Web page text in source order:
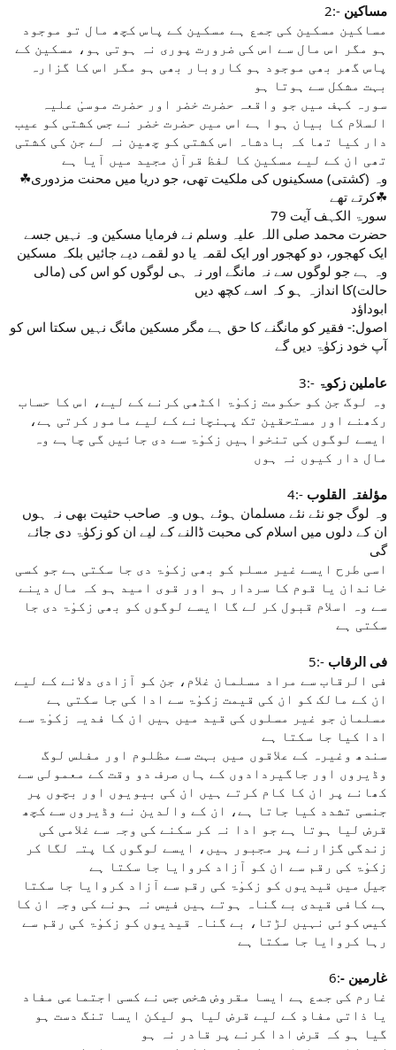
2:- مساکین
مساکین مسکین کی جمع ہے مسکین کے پاس کچھ مال تو موجود
ہو مگر اس مال سے اس کی ضرورت پوری نہ ہوتی ہو، مسکین کے
پاس گھر بھی موجود ہو کاروبار بھی ہو مگر اس کا گزارہ
بہت مشکل سے ہوتا ہو
سورہ کہف میں جو واقعہ حضرت خضر اور حضرت موسیٰ علیہ
السلام کا بیان ہوا ہے اس میں حضرت خضر نے جس کشتی کو عیب
دار کیا تھا کہ بادشاہ اس کشتی کو چھین نہ لے جن کی کشتی
تھی ان کے لیے مسکین کا لفظ قرآن مجید میں آیا ہے
☘وہ (کشتی) مسکینوں کی ملکیت تھی، جو دریا میں محنت مزدوری
کرتے تھے☘
سورۃ الکہف آیت 79
حضرت محمد صلی اللہ علیہ وسلم نے فرمایا مسکین وہ نہیں جسے
ایک کھجور، دو کھجور اور ایک لقمہ یا دو لقمے دیے جائیں بلکہ مسکین
وہ ہے جو لوگوں سے نہ مانگے اور نہ ہی لوگوں کو اس کی (مالی
حالت)کا اندازہ ہو کہ اسے کچھ دیں
ابوداؤد
اصول:- فقیر کو مانگنے کا حق ہے مگر مسکین مانگ نہیں سکتا اس کو
آپ خود زکوٰۃ دیں گے
3:- عاملین زکوۃ
وہ لوگ جن کو حکومت زکوٰۃ اکٹھی کرنے کے لیے، اس کا حساب
رکھنے اور مستحقین تک پہنچانے کے لیے مامور کرتی ہے،
ایسے لوگوں کی تنخواہیں زکوٰۃ سے دی جائیں گی چاہے وہ
مال دار کیوں نہ ہوں
4:- مؤلفتہ القلوب
وہ لوگ جو نئے نئے مسلمان ہوئے ہوں وہ صاحب حثیت بھی نہ ہوں
ان کے دلوں میں اسلام کی محبت ڈالنے کے لیے ان کو زکوٰۃ دی جائے
گی
اسی طرح ایسے غیر مسلم کو بھی زکوٰۃ دی جا سکتی ہے جو کسی
خاندان یا قوم کا سردار ہو اور قوی امید ہو کہ مال دینے
سے وہ اسلام قبول کر لے گا ایسے لوگوں کو بھی زکوٰۃ دی جا
سکتی ہے
5:- فی الرقاب
فی الرقاب سے مراد مسلمان غلام، جن کو آزادی دلانے کے لیے
ان کے مالک کو ان کی قیمت زکوٰۃ سے ادا کی جا سکتی ہے
مسلمان جو غیر مسلوں کی قید میں ہیں ان کا فدیہ زکوٰۃ سے
ادا کیا جا سکتا ہے
سندھ وغیرہ کے علاقوں میں بہت سے مظلوم اور مفلس لوگ
وڈیروں اور جاگیردادوں کے ہاں صرف دو وقت کے معمولی سے
کھانے پر ان کا کام کرتے ہیں ان کی بیویوں اور بچوں پر
جنسی تشدد کیا جاتا ہے، ان کے والدین نے وڈیروں سے کچھ
قرض لیا ہوتا ہے جو ادا نہ کر سکنے کی وجہ سے غلامی کی
زندگی گزارنے پر مجبور ہیں، ایسے لوگوں کا پتہ لگا کر
زکوٰۃ کی رقم سے ان کو آزاد کروایا جا سکتا ہے
جیل میں قیدیوں کو زکوٰۃ کی رقم سے آزاد کروایا جا سکتا
ہے کافی قیدی بے گناہ ہوتے ہیں فیس نہ ہونے کی وجہ ان کا
کیس کوئی نہیں لڑتا، بے گناہ قیدیوں کو زکوٰۃ کی رقم سے
رہا کروایا جا سکتا ہے
6: - غارمین
غارم کی جمع ہے ایسا مقروض شخص جس نے کسی اجتماعی مفاد
یا ذاتی مفادِ کے لیے قرض لیا ہو لیکن ایسا تنگ دست ہو
گیا ہو کہ قرض ادا کرنے پر قادر نہ ہو